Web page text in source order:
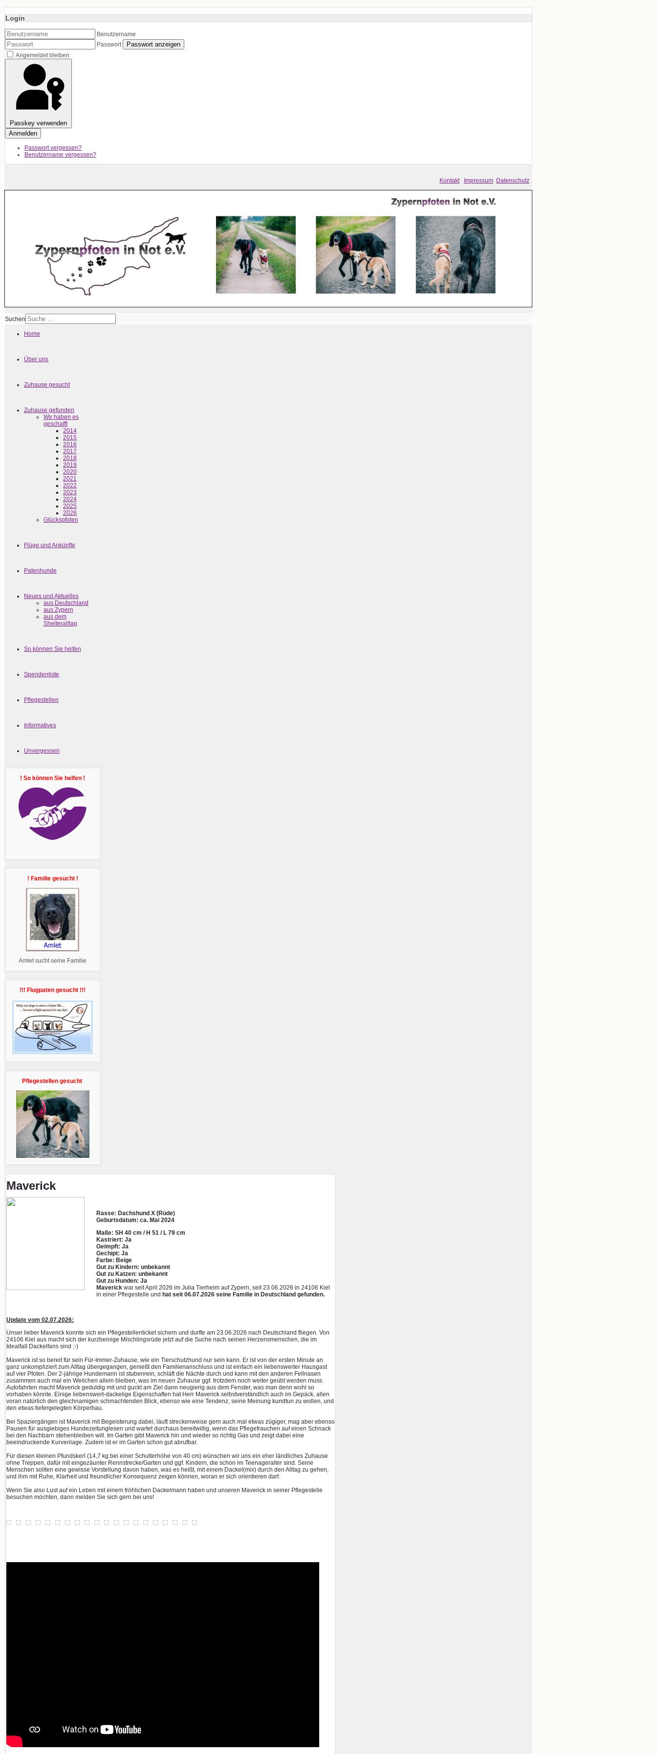
Login
Benutzername
Passwort
Passwort anzeigen
Angemeldet bleiben
Passkey verwenden
Anmelden
Passwort vergessen?
Benutzername vergessen?
Kontakt Impressum Datenschutz
Suchen
Home
Über uns
Zuhause gesucht
Zuhause gefunden
Wir haben es
geschafft
2014
2015
2016
2017
2018
2019
2020
2021
2022
2023
2024
2025
2026
Glückspfoten
Flüge und Ankünfte
Patenhunde
Neues und Aktuelles
aus Deutschland
aus Zypern
aus dem
Shelteralltag
So können Sie helfen
Spendenliste
Pflegestellen
Informatives
Unvergessen
! So können Sie helfen !
! Familie gesucht !
Amlet sucht seine Familie
!!! Flugpaten gesucht !!!
Pflegestellen gesucht
Maverick
Rasse: Dachshund X (Rüde)
Geburtsdatum: ca. Mai 2024
Maße: SH 40 cm / H 51 / L 79 cm
Kastriert: Ja
Geimpft: Ja
Gechipt: Ja
Farbe: Beige
Gut zu Kindern: unbekannt
Gut zu Katzen: unbekannt
Gut zu Hunden: Ja
Maverick war seit April 2026 im Julia Tierheim auf Zypern, seit 23.06.2026 in 24106 Kiel
in einer Pflegestelle und hat seit 06.07.2026 seine Familie in Deutschland gefunden.
Update vom 02.07.2026:
Unser lieber Maverick konnte sich ein Pflegestellenticket sichern und durfte am 23.06.2026 nach Deutschland fliegen. Von
24106 Kiel aus macht sich der kurzbeinige Mischlingsrüde jetzt auf die Suche nach seinen Herzensmenschen, die im
Idealfall Dackelfans sind ;-)
Maverick ist so bereit für sein Für-Immer-Zuhause, wie ein Tierschutzhund nur sein kann. Er ist von der ersten Minute an
ganz unkompliziert zum Alltag übergegangen, genießt den Familienanschluss und ist einfach ein liebenswerter Hausgast
auf vier Pfoten. Der 2-jährige Hundemann ist stubenrein, schläft die Nächte durch und kann mit den anderen Fellnasen
zusammen auch mal ein Weilchen allein bleiben, was im neuen Zuhause ggf. trotzdem noch weiter geübt werden muss.
Autofahrten macht Maverick geduldig mit und guckt am Ziel dann neugierig aus dem Fenster, was man denn wohl so
vorhaben könnte. Einige liebenswert-dackelige Eigenschaften hat Herr Maverick selbstverständlich auch im Gepäck, allen
voran natürlich den gleichnamigen schmachtenden Blick, ebenso wie eine Tendenz, seine Meinung kundtun zu wollen, und
den etwas tiefergelegten Körperbau.
Bei Spaziergängen ist Maverick mit Begeisterung dabei, läuft streckenweise gern auch mal etwas zügiger, mag aber ebenso
Pausen für ausgiebiges Hundezeitunglesen und wartet durchaus bereitwillig, wenn das Pflegefrauchen auf einen Schnack
bei den Nachbarn stehenbleiben will. Im Garten gibt Maverick hin und wieder so richtig Gas und zeigt dabei eine
beeindruckende Kurvenlage. Zudem ist er im Garten schon gut abrufbar.
Für diesen kleinen Pfundskerl (14,7 kg bei einer Schulterhöhe von 40 cm) wünschen wir uns ein eher ländliches Zuhause
ohne Treppen, dafür mit eingezäunter Rennstrecke/Garten und ggf. Kindern, die schon im Teenageralter sind. Seine
Menschen sollten eine gewisse Vorstellung davon haben, was es heißt, mit einem Dackel(mix) durch den Alltag zu gehen,
und ihm mit Ruhe, Klarheit und freundlicher Konsequenz zeigen können, woran er sich orientieren darf.
Wenn Sie also Lust auf ein Leben mit einem fröhlichen Dackelmann haben und unseren Maverick in seiner Pflegestelle
besuchen möchten, dann melden Sie sich gern bei uns!